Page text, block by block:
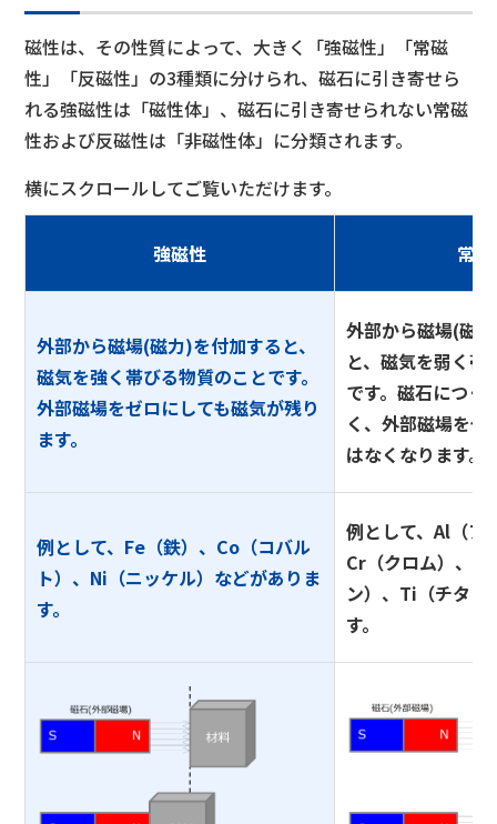
磁性は、その性質によって、大きく「強磁性」「常磁
性」「反磁性」の3種類に分けられ、磁石に引き寄せら
れる強磁性は「磁性体」、磁石に引き寄せられない常磁
性および反磁性は「非磁性体」に分類されます。
横にスクロールしてご覧いただけます。
強磁性 常
外部から磁場(磁力)を付加すると、
磁気を強く帯びる物質のことです。
外部磁場をゼロにしても磁気が残り
ます。
外部から磁場(磁
と、磁気を弱く帯
です。磁石につく
く、外部磁場を
はなくなります。
例として、Fe（鉄）、Co（コバル
ト）、Ni（ニッケル）などがありま
す。
例として、Al（ア
Cr（クロム）、
ン）、Ti（チタン
す。